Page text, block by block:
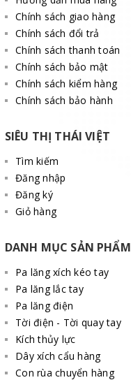
Chính sách giao hàng
Chính sách đổi trả
Chính sách thanh toán
Chính sách bảo mật
Chính sách kiểm hàng
Chính sách bảo hành
SIÊU THỊ THÁI VIỆT
Tìm kiếm
Đăng nhập
Đăng ký
Giỏ hàng
DANH MỤC SẢN PHẨM
Pa lăng xích kéo tay
Pa lăng lắc tay
Pa lăng điện
Tời điện - Tời quay tay
Kích thủy lực
Dây xích cẩu hàng
Con rùa chuyển hàng